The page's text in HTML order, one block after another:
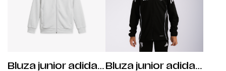
Bluza junior adidas Bluza junior adidas